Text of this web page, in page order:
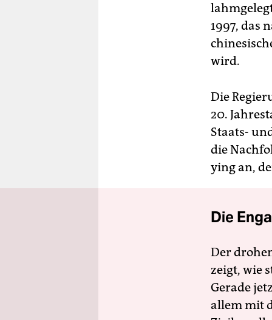
1997, das
wird.
Die
20.
Staats-
die
ying an,
Die
Der
zeigt, wie
Gerade
allem mit